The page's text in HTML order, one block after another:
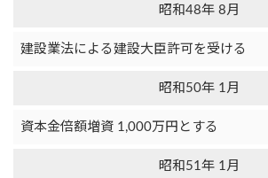
昭和48年 8月
建設業法による建設大臣許可を受ける
昭和50年 1月
資本金倍額増資 1,000万円とする
昭和51年 1月